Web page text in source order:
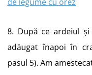
8. După ce ardeiul
adăugat înapoi în
pasul 5). Am